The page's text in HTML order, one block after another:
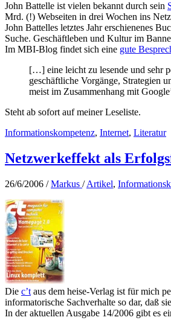
John Battelle ist vielen bekannt durch sein
Mrd. (!) Webseiten in drei Wochen ins
John Battelles letztes Jahr erschienenes
Suche. Geschäftleben und Kultur im
Im MBI-Blog findet sich eine gute
[…] eine leicht zu lesende und sehr
geschäftliche Vorgänge, Strategien
meist im Zusammenhang mit
Steht ab sofort auf meiner Leseliste.
Informationskompetenz, Internet, Literatur
Netzwerkeffekt als
26/6/2006 /Markus /Artikel,
Die c’t aus dem heise-Verlag ist für mich
informatorische Sachverhalte so dar, daß
In der aktuellen Ausgabe 14/2006 gibt es